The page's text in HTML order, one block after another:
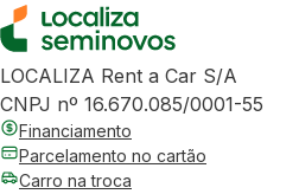
LOCALIZA Rent a Car S/A
CNPJ nº 16.670.085/0001-55
Financiamento
Parcelamento no cartão
Carro na troca